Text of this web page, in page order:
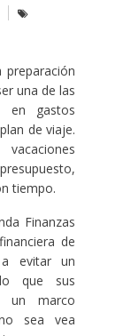
una de las
en gastos
de viaje.
tiempo.
Finanzas
de
evitar un
que sus
un marco
sea vea